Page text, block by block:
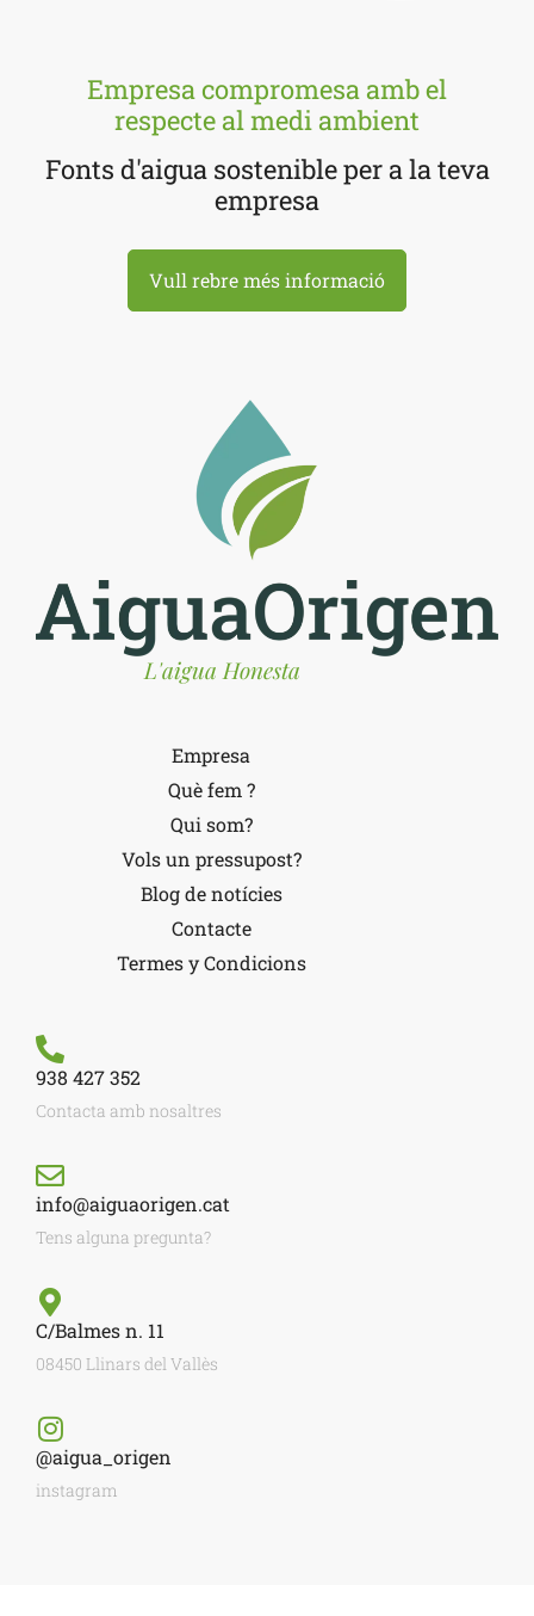
Empresa compromesa amb el
respecte al medi ambient
Fonts d'aigua sostenible per a la teva
empresa
Vull rebre més informació
L'aigua Honesta
Empresa
Què fem ?
Qui som?
Vols un pressupost?
Blog de notícies
Contacte
Termes y Condicions
938 427 352
Contacta amb nosaltres
info@aiguaorigen.cat
Tens alguna pregunta?
C/Balmes n. 11
08450 Llinars del Vallès
@aigua_origen
instagram